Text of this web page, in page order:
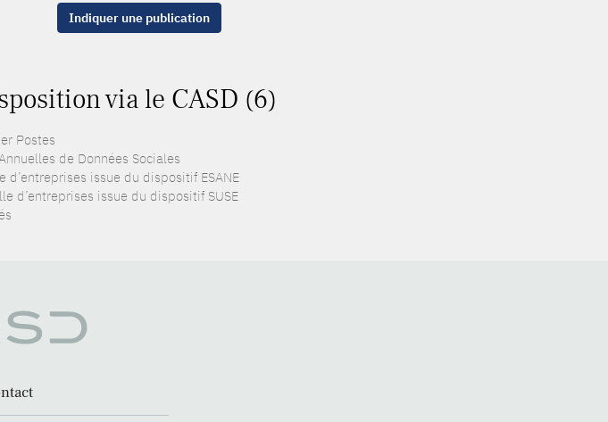
Indiquer une publication
via le CASD (6)
Postes
de Données Sociales
issue du dispositif ESANE
d’entreprises issue du dispositif SUSE